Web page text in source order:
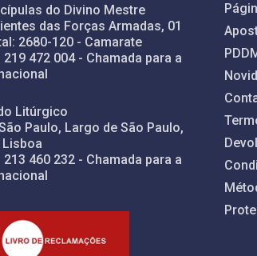
do Divino Mestre
das Forças Armadas, 01
2680-120 - Camarate
219 472 004 - Chamada para a
Litúrgico
Paulo, Largo de São Paulo,
Lisboa
213 460 232 - Chamada para a